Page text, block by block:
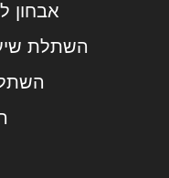
אבחון
השתלת